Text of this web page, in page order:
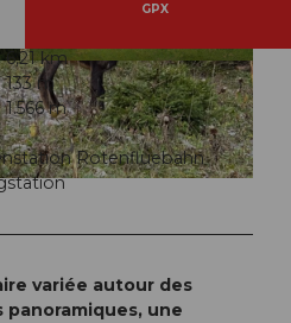
BY
© Zuerrer Fotografie, Rotenfluebahn Mythenre
gion AG | CC-BY
GPX
6,21 km
133 m
1.566 m
Rotenfluebahn
variée autour des
panoramiques, une